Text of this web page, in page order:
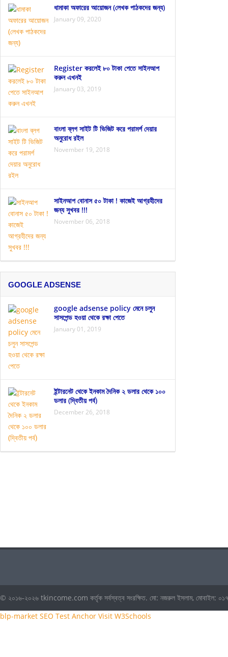
ধামাকা অফারের আয়োজন (লেখক পাঠকদের জন্য)
January 09, 2020
Register করলেই ৮০ টাকা পেতে সাইনআপ
করুন এখনই
January 03, 2019
বাংলা ব্লগ সাইট টি ভিজিট করে পরামর্শ দেয়ার
অনুরোধ রইল
November 19, 2018
সাইনআপ বোনাস ৫০ টাকা ! কাজেই আগ্রহীদের
জন্য সুখবর !!!
November 06, 2018
GOOGLE ADSENSE
google adsense policy মেনে চলুন
সাসপেন্ড হওয়া থেকে রক্ষা পেতে
January 01, 2019
ইন্টারনেট থেকে ইনকাম দৈনিক ২ ডলার থেকে ১০০
ডলার (দ্বিতীয় পর্ব)
December 26, 2018
© ২০১৬-২০২৬ tkincome.com কর্তৃক সর্বস্বত্ব সংরক্ষিত. মো: নজরুল ইসলাম,
blp-market SEO Test Anchor Visit W3Schools